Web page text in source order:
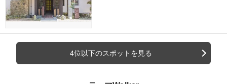
4位以下のスポットを見る